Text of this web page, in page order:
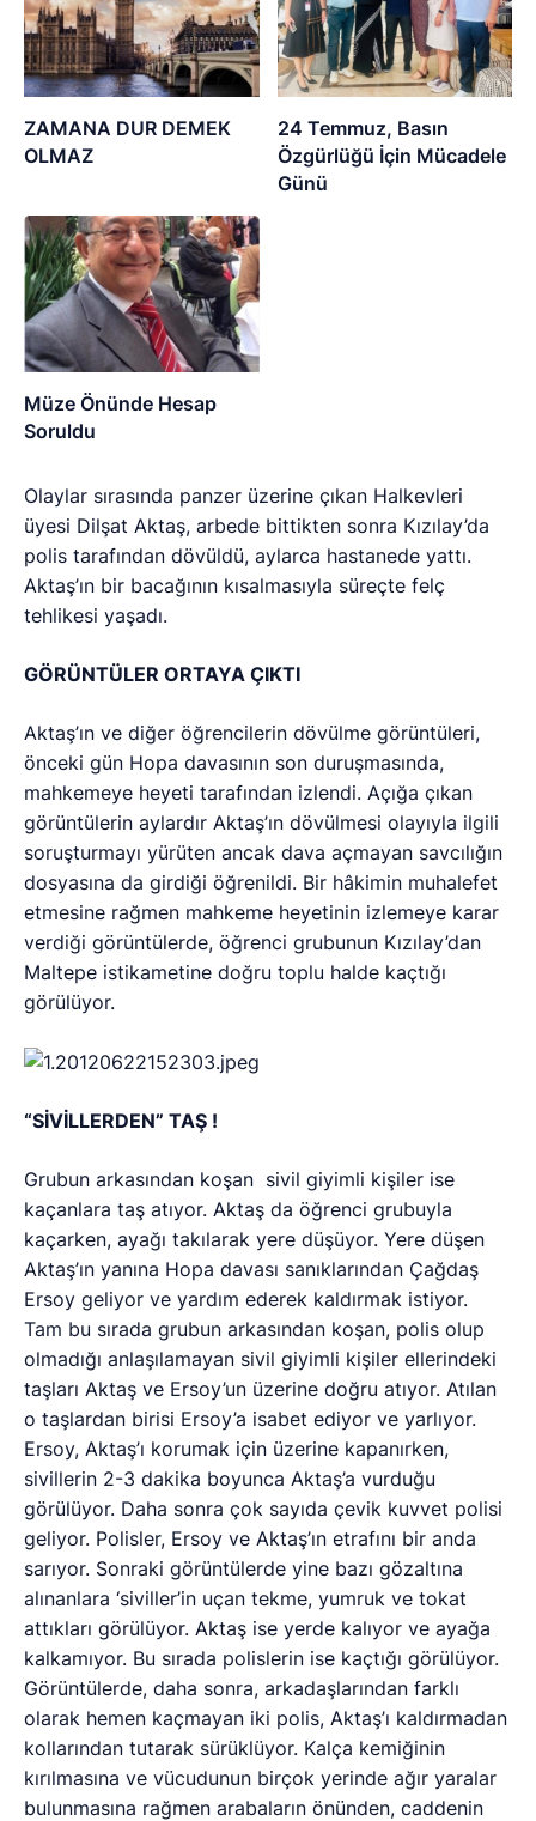
ZAMANA DUR DEMEK
OLMAZ
24 Temmuz, Basın
Özgürlüğü İçin Mücadele
Günü
Müze Önünde Hesap
Soruldu
Olaylar sırasında panzer üzerine çıkan Halkevleri
üyesi Dilşat Aktaş, arbede bittikten sonra Kızılay’da
polis tarafından dövüldü, aylarca hastanede yattı.
Aktaş’ın bir bacağının kısalmasıyla süreçte felç
tehlikesi yaşadı.
GÖRÜNTÜLER ORTAYA ÇIKTI
Aktaş’ın ve diğer öğrencilerin dövülme görüntüleri,
önceki gün Hopa davasının son duruşmasında,
mahkemeye heyeti tarafından izlendi. Açığa çıkan
görüntülerin aylardır Aktaş’ın dövülmesi olayıyla ilgili
soruşturmayı yürüten ancak dava açmayan savcılığın
dosyasına da girdiği öğrenildi. Bir hâkimin muhalefet
etmesine rağmen mahkeme heyetinin izlemeye karar
verdiği görüntülerde, öğrenci grubunun Kızılay’dan
Maltepe istikametine doğru toplu halde kaçtığı
görülüyor.
“SİVİLLERDEN” TAŞ !
Grubun arkasından koşan sivil giyimli kişiler ise
kaçanlara taş atıyor. Aktaş da öğrenci grubuyla
kaçarken, ayağı takılarak yere düşüyor. Yere düşen
Aktaş’ın yanına Hopa davası sanıklarından Çağdaş
Ersoy geliyor ve yardım ederek kaldırmak istiyor.
Tam bu sırada grubun arkasından koşan, polis olup
olmadığı anlaşılamayan sivil giyimli kişiler ellerindeki
taşları Aktaş ve Ersoy’un üzerine doğru atıyor. Atılan
o taşlardan birisi Ersoy’a isabet ediyor ve yarlıyor.
Ersoy, Aktaş’ı korumak için üzerine kapanırken,
sivillerin 2-3 dakika boyunca Aktaş’a vurduğu
görülüyor. Daha sonra çok sayıda çevik kuvvet polisi
geliyor. Polisler, Ersoy ve Aktaş’ın etrafını bir anda
sarıyor. Sonraki görüntülerde yine bazı gözaltına
alınanlara ‘siviller’in uçan tekme, yumruk ve tokat
attıkları görülüyor. Aktaş ise yerde kalıyor ve ayağa
kalkamıyor. Bu sırada polislerin ise kaçtığı görülüyor.
Görüntülerde, daha sonra, arkadaşlarından farklı
olarak hemen kaçmayan iki polis, Aktaş’ı kaldırmadan
kollarından tutarak sürüklüyor. Kalça kemiğinin
kırılmasına ve vücudunun birçok yerinde ağır yaralar
bulunmasına rağmen arabaların önünden, caddenin